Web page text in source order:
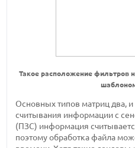
Такое расположение фильтров
Основных типов матриц два,
считывания информации с
(ПЗС) информация
поэтому обработка файла